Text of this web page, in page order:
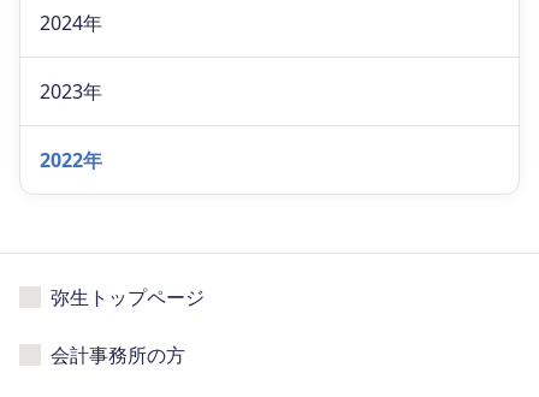
2024年
2023年
2022年
弥生トップページ
会計事務所の方